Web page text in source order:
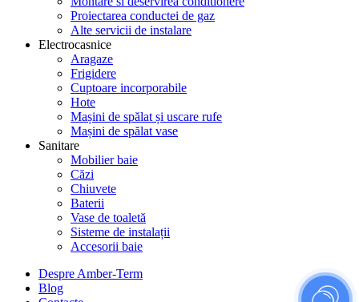
Proiectarea conductei de gaz
Alte servicii de instalare
Electrocasnice
Aragaze
Frigidere
Cuptoare incorporabile
Hote
Mașini de spălat și uscare rufe
Mașini de spălat vase
Sanitare
Mobilier baie
Căzi
Chiuvete
Baterii
Vase de toaletă
Sisteme de instalații
Accesorii baie
Despre Amber-Term
Blog